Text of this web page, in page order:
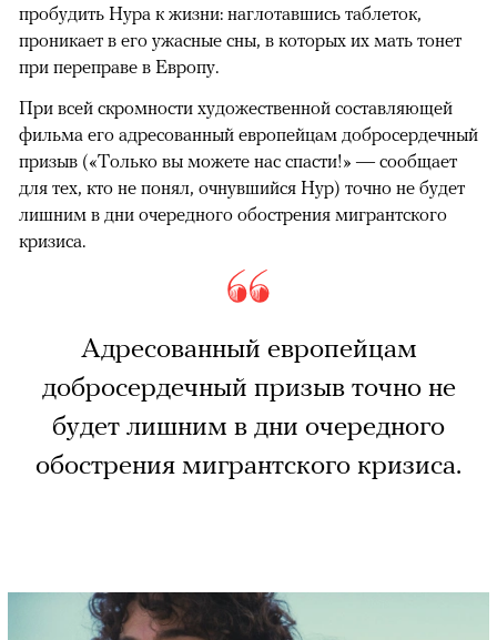
пробудить Нура к жизни: наглотавшись таблеток,
проникает в его ужасные сны, в которых их мать тонет
при переправе в Европу.
При всей скромности художественной составляющей
фильма его адресованный европейцам добросердечный
призыв («Только вы можете нас спасти!» — сообщает
для тех, кто не понял, очнувшийся Нур) точно не будет
лишним в дни очередного обострения мигрантского
кризиса.
Адресованный европейцам
добросердечный призыв точно не
будет лишним в дни очередного
обострения мигрантского кризиса.